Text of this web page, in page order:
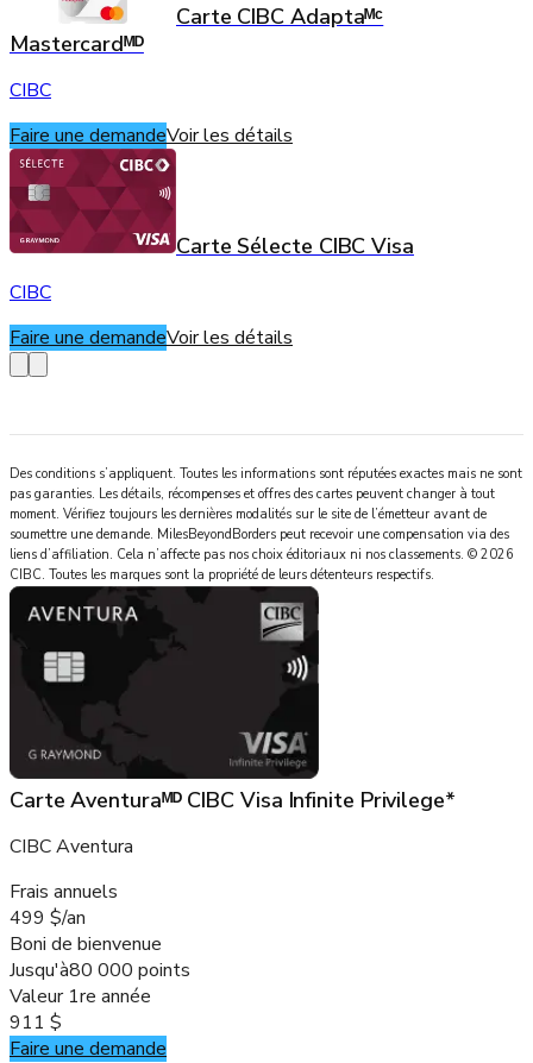
Carte CIBC Adaptaᴹᶜ
Mastercardᴹᴰ
CIBC
Faire une demandeVoir les détails
Carte Sélecte CIBC Visa
CIBC
Faire une demandeVoir les détails
Des conditions s’appliquent. Toutes les informations sont réputées exactes mais ne sont
pas garanties. Les détails, récompenses et offres des cartes peuvent changer à tout
moment. Vérifiez toujours les dernières modalités sur le site de l’émetteur avant de
soumettre une demande. MilesBeyondBorders peut recevoir une compensation via des
liens d’affiliation. Cela n’affecte pas nos choix éditoriaux ni nos classements. © 2026
CIBC. Toutes les marques sont la propriété de leurs détenteurs respectifs.
Carte Aventuraᴹᴰ CIBC Visa Infinite Privilege*
CIBC Aventura
Frais annuels
499 $/an
Boni de bienvenue
Jusqu'à80 000 points
Valeur 1re année
911 $
Faire une demande